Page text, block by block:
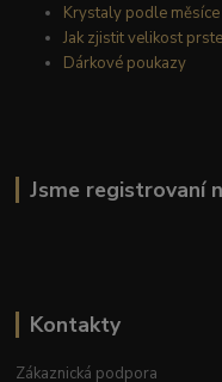
Krystaly podle
Jak zjistit velikost
Dárkové poukazy
Jsme registrovaní
Kontakty
Zákaznická podpora